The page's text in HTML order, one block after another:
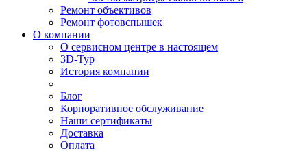
Ремонт объективов
Ремонт фотовспышек
О компании
О сервисном центре в настоящем
3D-Тур
История компании
Блог
Корпоративное обслуживание
Наши сертификаты
Доставка
Оплата